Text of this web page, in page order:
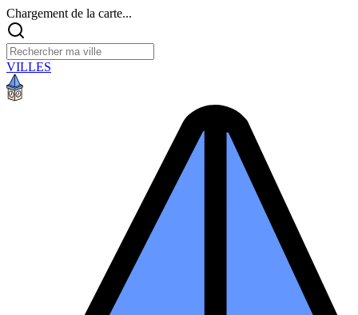
Chargement de la carte...
VILLES